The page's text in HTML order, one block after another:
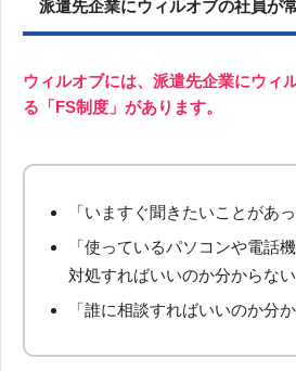
派遣先企業にウィルオブの社員が
ウィルオブには、派遣先企業にウィ
る「FS制度」があります。
「いますぐ聞きたいことがあ
「使っているパソコンや電話
対処すればいいのか分からない
「誰に相談すればいいのか分か